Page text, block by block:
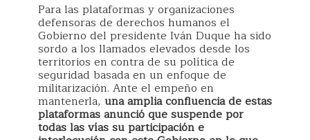
Para las plataformas y organizaciones
defensoras de derechos humanos el
Gobierno del presidente Iván Duque ha sido
sordo a los llamados elevados desde los
territorios en contra de su política de
seguridad basada en un enfoque de
militarización. Ante el empeño en
mantenerla, una amplia confluencia de estas
plataformas anunció que suspende por
todas las vías su participación e